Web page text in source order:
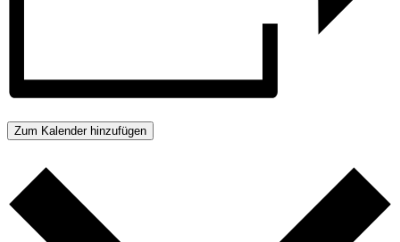
Zum Kalender hinzufügen